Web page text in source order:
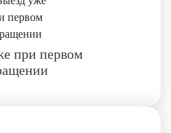
при первом